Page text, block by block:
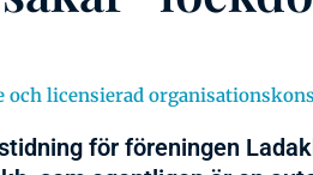
och licensierad
för föreningen